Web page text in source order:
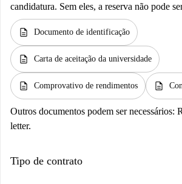
candidatura. Sem eles, a reserva não pode
description Documento de identificação
description Carta de aceitação da universidade
description Comprovativo de rendimentos description
Outros documentos podem ser necessários:
letter.
Tipo de contrato